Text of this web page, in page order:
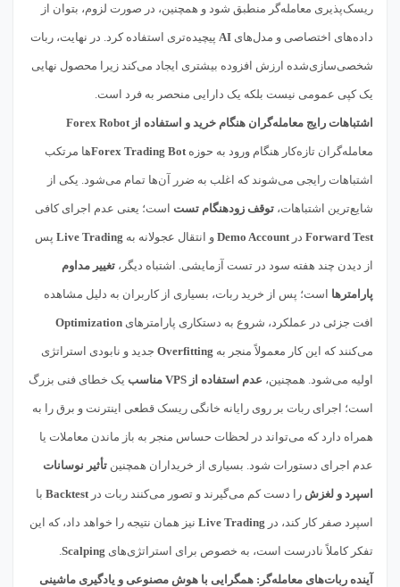
ریسک‌پذیری معامله‌گر منطبق شود و همچنین، در صورت لزوم، بتوان از
داده‌های اختصاصی و مدل‌های AI پیچیده‌تری استفاده کرد. در نهایت، ربات
شخصی‌سازی‌شده ارزش افزوده بیشتری ایجاد می‌کند زیرا محصول نهایی
یک کپی عمومی نیست بلکه یک دارایی منحصر به فرد است.
اشتباهات رایج معامله‌گران هنگام خرید و استفاده از Forex Robot
معامله‌گران تازه‌کار هنگام ورود به حوزهForex Trading Botها مرتکب
اشتباهات رایجی می‌شوند که اغلب به ضرر آن‌ها تمام می‌شود. یکی از
شایع‌ترین اشتباهات، توقف زودهنگام تست است؛ یعنی عدم اجرای کافی
Forward Test درDemo Account و انتقال عجولانه به Live Trading پس
از دیدن چند هفته سود در تست آزمایشی. اشتباه دیگر، تغییر مداوم
پارامترها است؛ پس از خرید ربات، بسیاری از کاربران به دلیل مشاهده
افت جزئی در عملکرد، شروع به دستکاری پارامترهای Optimization
می‌کنند که این کار معمولاً منجر به Overfitting جدید و نابودی استراتژی
اولیه می‌شود. همچنین، عدم استفاده از VPS مناسب یک خطای فنی بزرگ
است؛ اجرای ربات بر روی رایانه خانگی ریسک قطعی اینترنت و برق را به
همراه دارد که می‌تواند در لحظات حساس منجر به باز ماندن معاملات یا
عدم اجرای دستورات شود. بسیاری از خریداران همچنین تأثیر نوسانات
اسپرد و لغزش را دست کم می‌گیرند و تصور می‌کنند ربات درBacktest با
اسپرد صفر کار کند، در Live Trading نیز همان نتیجه را خواهد داد، که این
تفکر کاملاً نادرست است، به خصوص برای استراتژی‌های Scalping
.
آینده ربات‌های معامله‌گر: همگرایی با هوش مصنوعی و یادگیری ماشینی